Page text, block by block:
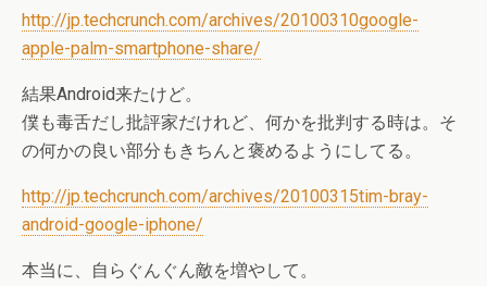
http://jp.techcrunch.com/archives/20100310google-
apple-palm-smartphone-share/
結果Android来たけど。
僕も毒舌だし批評家だけれど、何かを批判する時は。そ
の何かの良い部分もきちんと褒めるようにしてる。
http://jp.techcrunch.com/archives/20100315tim-bray-
android-google-iphone/
本当に、自らぐんぐん敵を増やして。